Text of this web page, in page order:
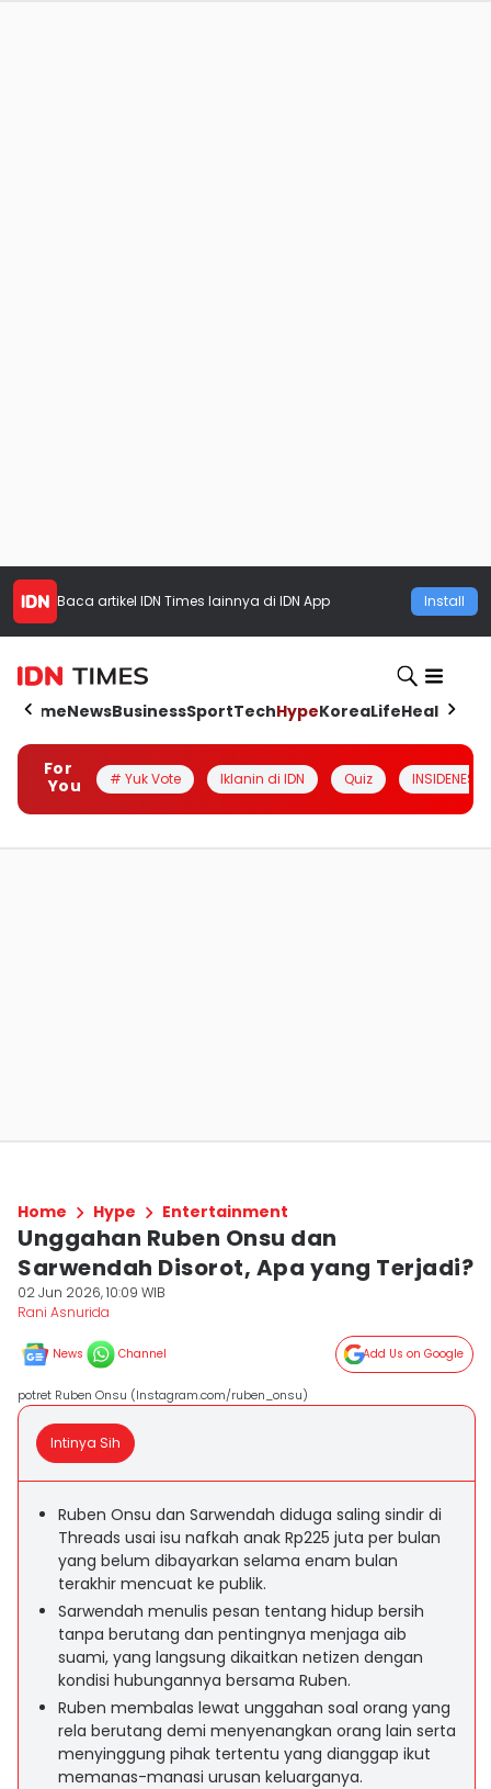
Baca artikel IDN Times lainnya di IDN App Install
HomeNewsBusinessSportTechHypeKoreaLifeHealth
For
You
# Yuk Vote Iklanin di IDN Quiz INSIDENESIA
Home Hype Entertainment
Unggahan Ruben Onsu dan
Sarwendah Disorot, Apa yang Terjadi?
02 Jun 2026, 10:09 WIB
Rani Asnurida
News Channel Add Us on Google
potret Ruben Onsu (Instagram.com/ruben_onsu)
Intinya Sih
Ruben Onsu dan Sarwendah diduga saling sindir di
Threads usai isu nafkah anak Rp225 juta per bulan
yang belum dibayarkan selama enam bulan
terakhir mencuat ke publik.
Sarwendah menulis pesan tentang hidup bersih
tanpa berutang dan pentingnya menjaga aib
suami, yang langsung dikaitkan netizen dengan
kondisi hubungannya bersama Ruben.
Ruben membalas lewat unggahan soal orang yang
rela berutang demi menyenangkan orang lain serta
menyinggung pihak tertentu yang dianggap ikut
memanas-manasi urusan keluarganya.